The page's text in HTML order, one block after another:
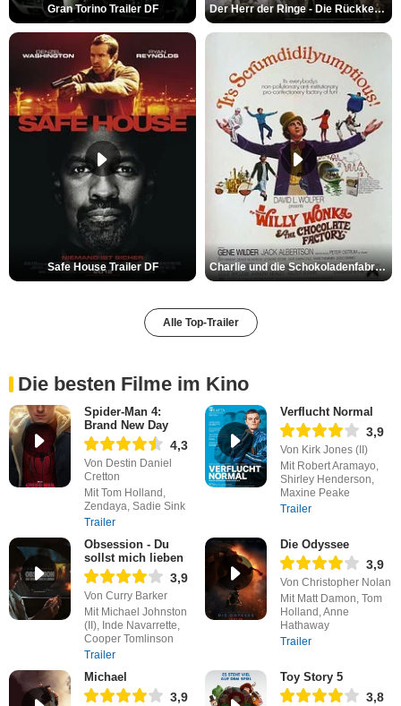
Gran Torino Trailer DF Der Herr der Ringe - Die Rückkehr des Königs Trailer OV
Safe House Trailer DF Charlie und die Schokoladenfabrik Trailer OV
Alle Top-Trailer
Die besten Filme im Kino
Spider-Man 4:
Brand New Day
4,3
Von Destin Daniel
Cretton
Mit Tom Holland,
Zendaya, Sadie Sink
Trailer
Verflucht Normal
3,9
Von Kirk Jones (II)
Mit Robert Aramayo,
Shirley Henderson,
Maxine Peake
Trailer
Obsession - Du
sollst mich lieben
3,9
Von Curry Barker
Mit Michael Johnston
(II), Inde Navarrette,
Cooper Tomlinson
Trailer
Die Odyssee
3,9
Von Christopher Nolan
Mit Matt Damon, Tom
Holland, Anne
Hathaway
Trailer
Michael
3,9
Toy Story 5
3,8